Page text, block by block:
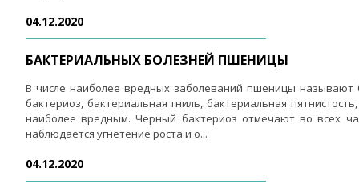
04.12.2020
БАКТЕРИАЛЬНЫХ БОЛЕЗНЕЙ ПШЕНИЦЫ
В числе наиболее вредных заболеваний пшеницы
бактериоз, бактериальная гниль, бактериальная
наиболее вредным. Черный бактериоз отмечают во всех
наблюдается угнетение роста и о...
04.12.2020